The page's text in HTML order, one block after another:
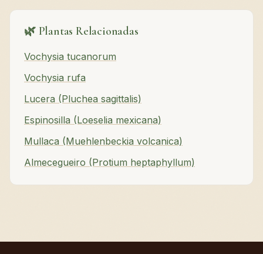
🌿 Plantas Relacionadas
Vochysia tucanorum
Vochysia rufa
Lucera (Pluchea sagittalis)
Espinosilla (Loeselia mexicana)
Mullaca (Muehlenbeckia volcanica)
Almecegueiro (Protium heptaphyllum)